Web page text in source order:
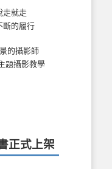
走就走
斷的履行
的攝影師
題攝影教學
正式上架